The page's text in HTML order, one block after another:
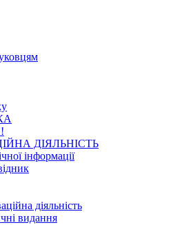
ДІЯЛЬНІСТЬ
інформації
діяльність
видання